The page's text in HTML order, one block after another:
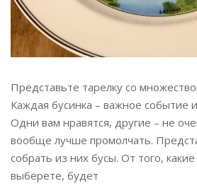
Представьте тарелку со
Каждая бусинка – важное событие
Одни вам нравятся, другие – не
вообще лучше промолчать.
собрать из них бусы. От того,
выберете, будет